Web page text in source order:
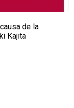
de la
Kajita